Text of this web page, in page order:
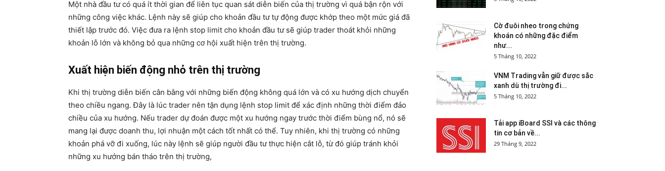
Một nhà đầu tư có quá ít thời gian để liên tục quan sát diễn biến của thị trường vì quá bận rộn với
những công việc khác. Lệnh này sẽ giúp cho khoản đầu tư tự động được khớp theo một mức giá đã
thiết lập trước đó. Việc đưa ra lệnh stop limit cho khoản đầu tư sẽ giúp trader thoát khỏi những
khoản lỗ lớn và không bỏ qua những cơ hội xuất hiện trên thị trường.
Xuất hiện biến động nhỏ trên thị trường
Khi thị trường diễn biến cân bằng với những biến động không quá lớn và có xu hướng dịch chuyển
theo chiều ngang. Đây là lúc trader nên tận dụng lệnh stop limit để xác định những thời điểm đảo
chiều của xu hướng. Nếu trader dự đoán được một xu hướng ngay trước thời điểm bùng nổ, nó sẽ
mang lại được doanh thu, lợi nhuận một cách tốt nhất có thể. Tuy nhiên, khi thị trường có những
khoản phá vỡ đi xuống, lúc này lệnh sẽ giúp người đầu tư thực hiện cắt lỗ, từ đó giúp tránh khỏi
những xu hướng bán tháo trên thị trường,
Cờ đuôi nheo trong chứng
khoán có những đặc điểm
như...
5 Tháng 10, 2022
VNM Trading vẫn giữ được sắc
xanh dù thị trường đi...
5 Tháng 10, 2022
Tải app iBoard SSI và các thông
tin cơ bản về...
29 Tháng 9, 2022